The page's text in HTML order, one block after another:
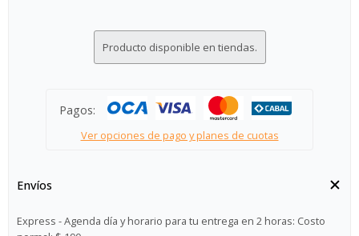
Producto disponible en tiendas.
Pagos:
Ver opciones de pago y planes de cuotas
Envíos
Express - Agenda día y horario para tu entrega en 2 horas: Costo